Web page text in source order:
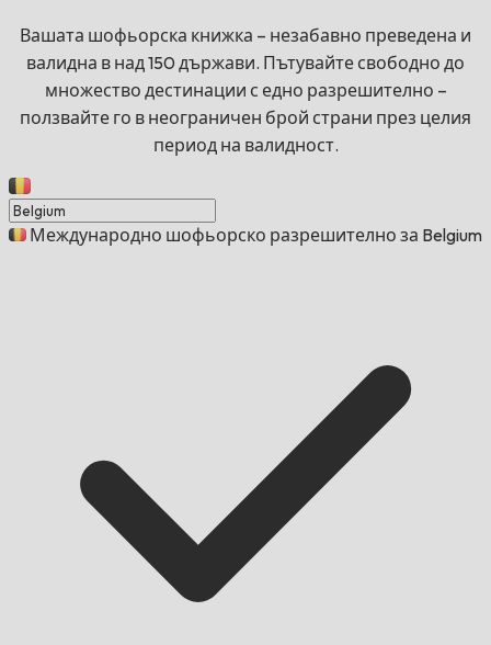
Вашата шофьорска книжка – незабавно преведена и
валидна в над 150 държави. Пътувайте свободно до
множество дестинации с едно разрешително –
ползвайте го в неограничен брой страни през целия
период на валидност.
Международно шофьорско разрешително за Belgium